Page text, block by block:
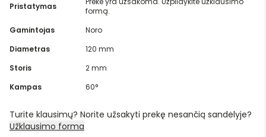
Pristatymas
formą.
Gamintojas
Noro
Diametras
120 mm
Storis
2 mm
Kampas
60°
Turite klausimų? Norite užsakyti prekę nesančią sandėlyje?
Užklausimo forma